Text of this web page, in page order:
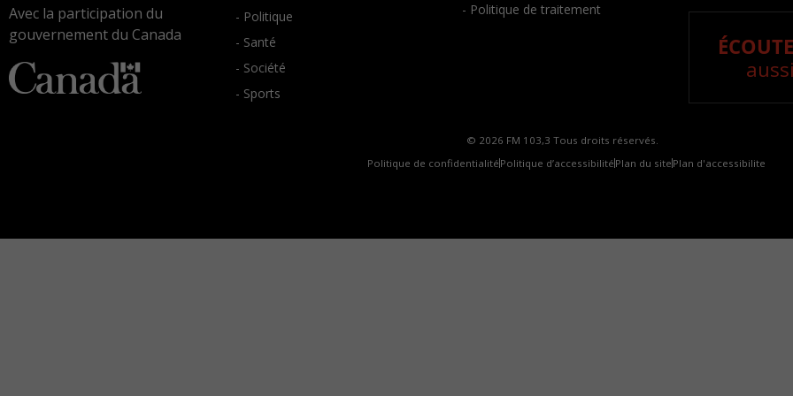
Avec la participation du
gouvernement du Canada
- Politique
- Santé
- Société
- Sports
- Politique de traitement
© 2026 FM 103,3 Tous droits réservés.
Politique de confidentialité Politique d’accessibilité Plan du site Plan d'accessibilite